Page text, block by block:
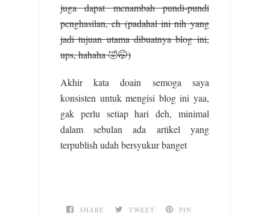
juga dapat menambah pundi-pundi
penghasilan, eh (padahal ini nih yang
jadi tujuan utama dibuatnya blog ini,
ups, hahaha 🤣🤭)
Akhir kata doain semoga saya
konsisten untuk mengisi blog ini yaa,
gak perlu setiap hari deh, minimal
dalam sebulan ada artikel yang
terpublish udah bersyukur banget
SHARE TWEET
PIN